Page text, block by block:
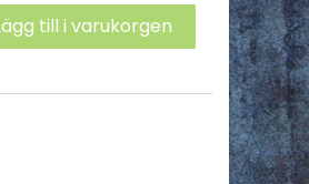
till i varukorgen